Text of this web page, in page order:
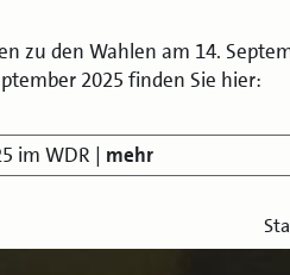
zu den Wahlen am 14.
2025 finden Sie hier:
im WDR | mehr